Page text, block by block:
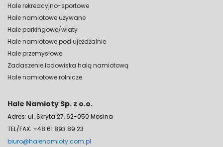
Hale rekreacyjno-sportowe
Hale namiotowe używane
Hale parkingowe/wiaty
Hale namiotowe pod ujeżdżalnie
Hale przemysłowe
Zadaszenie lodowiska halą namiotową
Hale namiotowe rolnicze
Hale Namioty Sp. z o.o.
Adres: ul. Skryta 27, 62-050 Mosina
TEL/FAX: +48 61 893 89 23
biuro@halenamioty.com.pl